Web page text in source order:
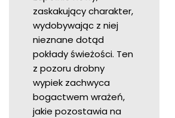
zaskakujący charakter,
wydobywając z niej
nieznane dotąd
pokłady świeżości. Ten
z pozoru drobny
wypiek zachwyca
bogactwem wrażeń,
jakie pozostawia na